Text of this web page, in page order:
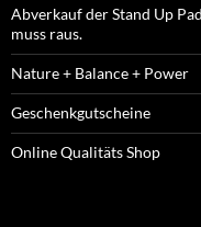
Abverkauf der Stand Up
muss raus.
Nature + Balance + Power
Geschenkgutscheine
Online Qualitäts Shop